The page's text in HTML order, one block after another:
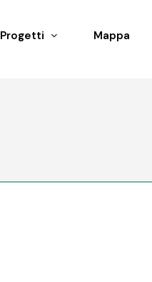
Progetti Mappa